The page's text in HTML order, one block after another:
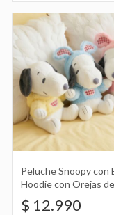
Peluche Snoopy con
Hoodie con Orejas de
Conejo
$ 12.990